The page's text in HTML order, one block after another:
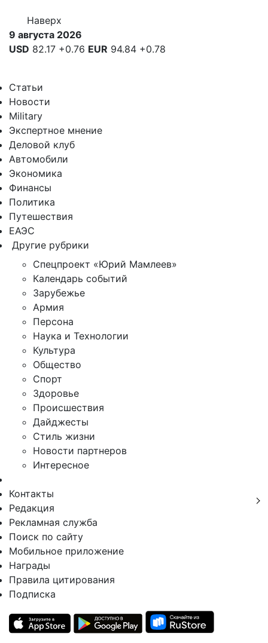
Наверх
9 августа 2026
USD 82.17 +0.76 EUR 94.84 +0.78
Статьи
Новости
Military
Экспертное мнение
Деловой клуб
Автомобили
Экономика
Финансы
Политика
Путешествия
ЕАЭС
Другие рубрики
Спецпроект «Юрий Мамлеев»
Календарь событий
Зарубежье
Армия
Персона
Наука и Технологии
Культура
Общество
Спорт
Здоровье
Происшествия
Дайджесты
Стиль жизни
Новости партнеров
Интересное
Контакты
Редакция
Рекламная служба
Поиск по сайту
Мобильное приложение
Награды
Правила цитирования
Подписка